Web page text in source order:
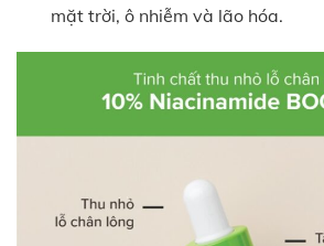
mặt trời, ô nhiễm và lão hóa.